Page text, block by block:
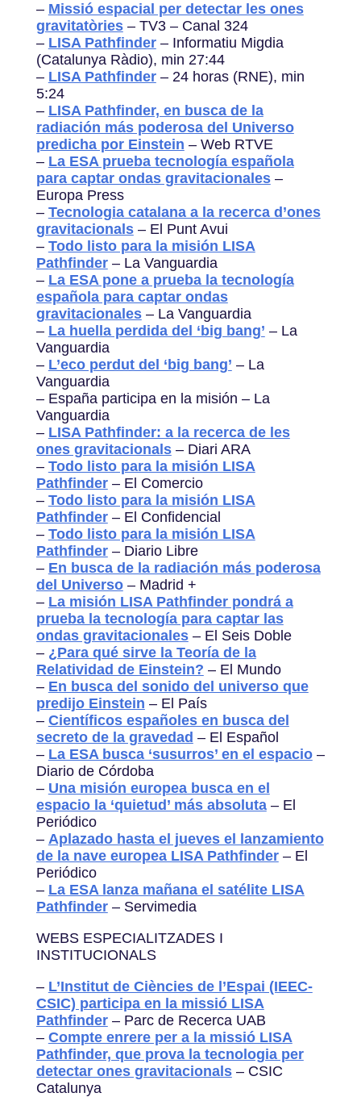
– Missió espacial per detectar les ones
gravitatòries– TV3 – Canal 324
– LISA Pathfinder– Informatiu Migdia
(Catalunya Ràdio), min 27:44
– LISA Pathfinder– 24 horas (RNE), min
5:24
– LISA Pathfinder, en busca de la
radiación más poderosa del Universo
predicha por Einstein – Web RTVE
– La ESA prueba tecnología española
para captar ondas gravitacionales–
Europa Press
– Tecnologia catalana a la recerca d’ones
gravitacionals– El Punt Avui
– Todo listo para la misión LISA
Pathfinder– La Vanguardia
– La ESA pone a prueba la tecnología
española para captar ondas
gravitacionales– La Vanguardia
– La huella perdida del ‘big bang’ – La
Vanguardia
– L’eco perdut del ‘big bang’ – La
Vanguardia
– España participa en la misión – La
Vanguardia
– LISA Pathfinder: a la recerca de les
ones gravitacionals– Diari ARA
– Todo listo para la misión LISA
Pathfinder– El Comercio
– Todo listo para la misión LISA
Pathfinder– El Confidencial
– Todo listo para la misión LISA
Pathfinder– Diario Libre
– En busca de la radiación más poderosa
del Universo– Madrid +
– La misión LISA Pathfinder pondrá a
prueba la tecnología para captar las
ondas gravitacionales– El Seis Doble
– ¿Para qué sirve la Teoría de la
Relatividad de Einstein? – El Mundo
– En busca del sonido del universo que
predijo Einstein – El País
– Científicos españoles en busca del
secreto de la gravedad – El Español
– La ESA busca ‘susurros’ en el espacio–
Diario de Córdoba
– Una misión europea busca en el
espacio la ‘quietud’ más absoluta– El
Periódico
– Aplazado hasta el jueves el lanzamiento
de la nave europea LISA Pathfinder– El
Periódico
– La ESA lanza mañana el satélite LISA
Pathfinder– Servimedia
WEBS ESPECIALITZADES I
INSTITUCIONALS
– L’Institut de Ciències de l’Espai (IEEC-
CSIC) participa en la missió LISA
Pathfinder– Parc de Recerca UAB
– Compte enrere per a la missió LISA
Pathfinder, que prova la tecnologia per
detectar ones gravitacionals– CSIC
Catalunya